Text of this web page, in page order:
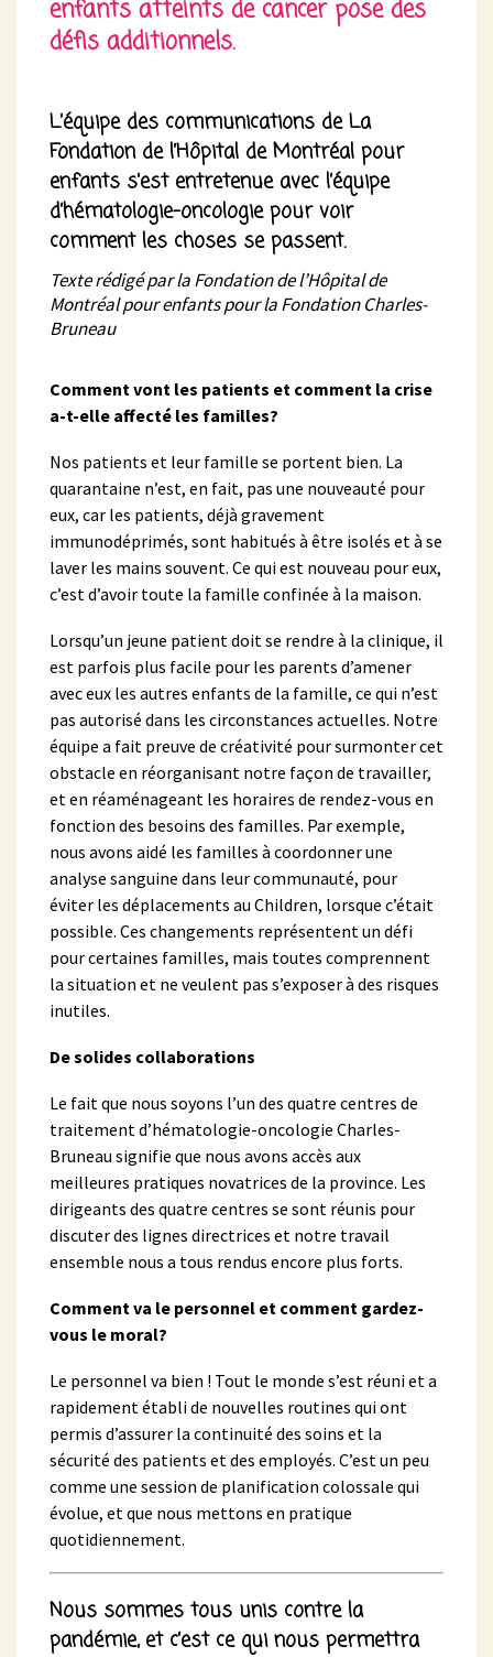
enfants atteints de cancer pose des
défis additionnels.
L’équipe des communications de La
Fondation de l’Hôpital de Montréal pour
enfants s’est entretenue avec l’équipe
d’hématologie-oncologie pour voir
comment les choses se passent.
Texte rédigé par la Fondation de l’Hôpital de
Montréal pour enfants pour la Fondation Charles-
Bruneau
Comment vont les patients et comment la crise
a-t-elle affecté les familles?
Nos patients et leur famille se portent bien. La
quarantaine n’est, en fait, pas une nouveauté pour
eux, car les patients, déjà gravement
immunodéprimés, sont habitués à être isolés et à se
laver les mains souvent. Ce qui est nouveau pour eux,
c’est d’avoir toute la famille confinée à la maison.
Lorsqu’un jeune patient doit se rendre à la clinique, il
est parfois plus facile pour les parents d’amener
avec eux les autres enfants de la famille, ce qui n’est
pas autorisé dans les circonstances actuelles. Notre
équipe a fait preuve de créativité pour surmonter cet
obstacle en réorganisant notre façon de travailler,
et en réaménageant les horaires de rendez-vous en
fonction des besoins des familles. Par exemple,
nous avons aidé les familles à coordonner une
analyse sanguine dans leur communauté, pour
éviter les déplacements au Children, lorsque c’était
possible. Ces changements représentent un défi
pour certaines familles, mais toutes comprennent
la situation et ne veulent pas s’exposer à des risques
inutiles.
De solides collaborations
Le fait que nous soyons l’un des quatre centres de
traitement d’hématologie-oncologie Charles-
Bruneau signifie que nous avons accès aux
meilleures pratiques novatrices de la province. Les
dirigeants des quatre centres se sont réunis pour
discuter des lignes directrices et notre travail
ensemble nous a tous rendus encore plus forts.
Comment va le personnel et comment gardez-
vous le moral?
Le personnel va bien ! Tout le monde s’est réuni et a
rapidement établi de nouvelles routines qui ont
permis d’assurer la continuité des soins et la
sécurité des patients et des employés. C’est un peu
comme une session de planification colossale qui
évolue, et que nous mettons en pratique
quotidiennement.
Nous sommes tous unis contre la
pandémie, et c’est ce qui nous permettra